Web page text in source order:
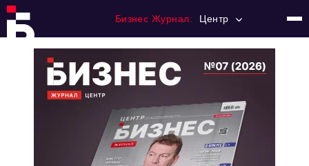
Бизнес Журнал: Центр